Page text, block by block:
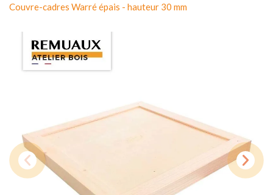
Couvre-cadres Warré épais - hauteur 30 mm